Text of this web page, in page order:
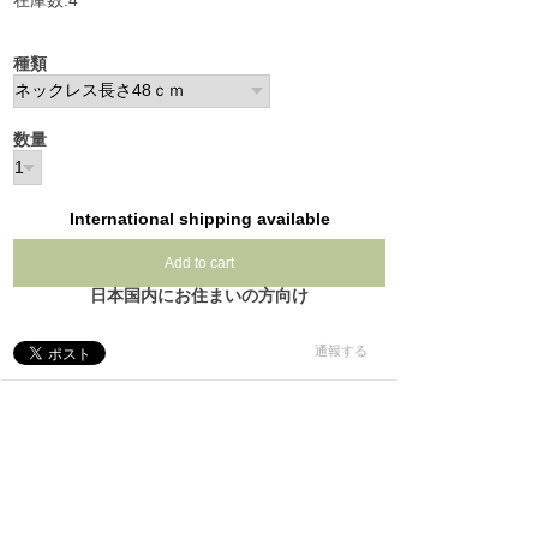
種類
数量
International shipping available
Add to cart
日本国内にお住まいの方向け
通報する